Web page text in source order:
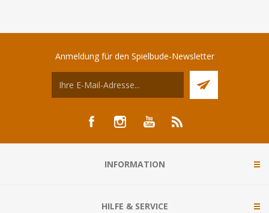
Anmeldung für den Spielbude-Newsletter
INFORMATION
HILFE & SERVICE